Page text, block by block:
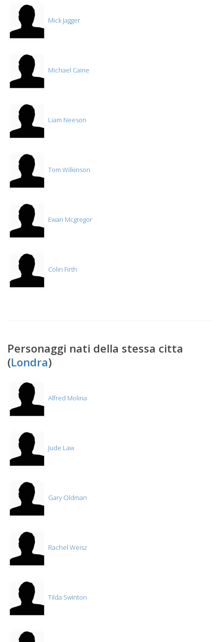
Mick Jagger
Michael Caine
Liam Neeson
Tom Wilkinson
Ewan Mcgregor
Colin Firth
Personaggi nati della stessa citta
(Londra)
Alfred Molina
Jude Law
Gary Oldman
Rachel Weisz
Tilda Swinton